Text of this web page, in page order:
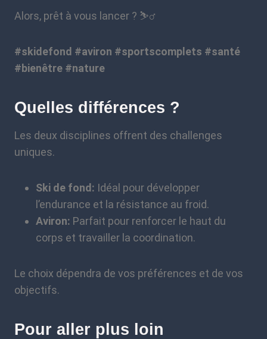
Alors, prêt à vous lancer ? ⛷️‍♂️
#skidefond #aviron #sportscomplets #santé
#bienêtre #nature
Quelles différences ?
Les deux disciplines offrent des challenges
uniques.
Ski de fond: Idéal pour développer
l’endurance et la résistance au froid.
Aviron: Parfait pour renforcer le haut du
corps et travailler la coordination.
Le choix dépendra de vos préférences et de vos
objectifs.
Pour aller plus loin